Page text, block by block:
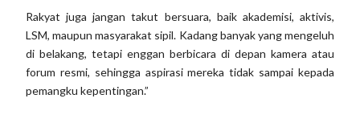
Rakyat juga jangan takut bersuara, baik akademisi, aktivis,
LSM, maupun masyarakat sipil. Kadang banyak yang mengeluh
di belakang, tetapi enggan berbicara di depan kamera atau
forum resmi, sehingga aspirasi mereka tidak sampai kepada
pemangku kepentingan.”